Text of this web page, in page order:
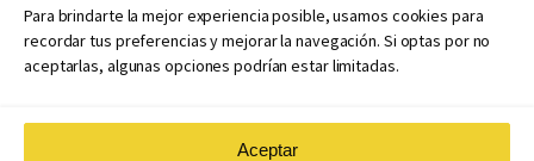
Para brindarte la mejor experiencia posible, usamos cookies para
recordar tus preferencias y mejorar la navegación. Si optas por no
aceptarlas, algunas opciones podrían estar limitadas.
Aceptar
Políticas de coedición
Atribuciones